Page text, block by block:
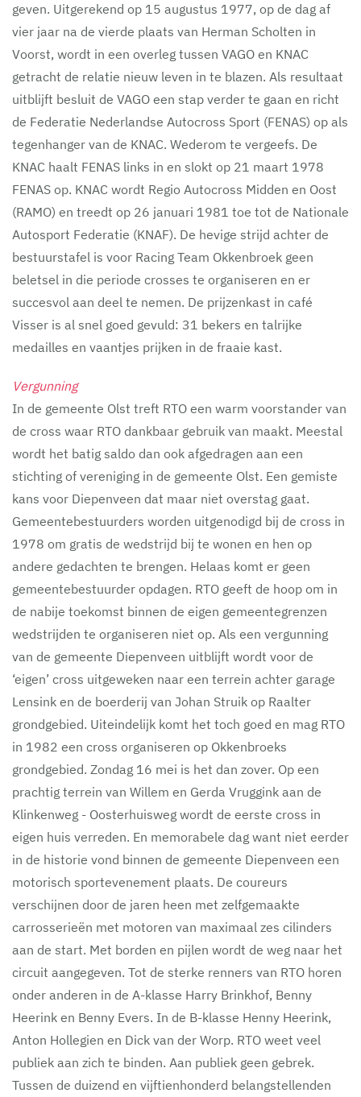
geven. Uitgerekend op 15 augustus 1977, op de dag af
vier jaar na de vierde plaats van Herman Scholten in
Voorst, wordt in een overleg tussen VAGO en KNAC
getracht de relatie nieuw leven in te blazen. Als resultaat
uitblijft besluit de VAGO een stap verder te gaan en richt
de Federatie Nederlandse Autocross Sport (FENAS) op als
tegenhanger van de KNAC. Wederom te vergeefs. De
KNAC haalt FENAS links in en slokt op 21 maart 1978
FENAS op. KNAC wordt Regio Autocross Midden en Oost
(RAMO) en treedt op 26 januari 1981 toe tot de Nationale
Autosport Federatie (KNAF). De hevige strijd achter de
bestuurstafel is voor Racing Team Okkenbroek geen
beletsel in die periode crosses te organiseren en er
succesvol aan deel te nemen. De prijzenkast in café
Visser is al snel goed gevuld: 31 bekers en talrijke
medailles en vaantjes prijken in de fraaie kast.
Vergunning
In de gemeente Olst treft RTO een warm voorstander van
de cross waar RTO dankbaar gebruik van maakt. Meestal
wordt het batig saldo dan ook afgedragen aan een
stichting of vereniging in de gemeente Olst. Een gemiste
kans voor Diepenveen dat maar niet overstag gaat.
Gemeentebestuurders worden uitgenodigd bij de cross in
1978 om gratis de wedstrijd bij te wonen en hen op
andere gedachten te brengen. Helaas komt er geen
gemeentebestuurder opdagen. RTO geeft de hoop om in
de nabije toekomst binnen de eigen gemeentegrenzen
wedstrijden te organiseren niet op. Als een vergunning
van de gemeente Diepenveen uitblijft wordt voor de
‘eigen’ cross uitgeweken naar een terrein achter garage
Lensink en de boerderij van Johan Struik op Raalter
grondgebied. Uiteindelijk komt het toch goed en mag RTO
in 1982 een cross organiseren op Okkenbroeks
grondgebied. Zondag 16 mei is het dan zover. Op een
prachtig terrein van Willem en Gerda Vruggink aan de
Klinkenweg - Oosterhuisweg wordt de eerste cross in
eigen huis verreden. En memorabele dag want niet eerder
in de historie vond binnen de gemeente Diepenveen een
motorisch sportevenement plaats. De coureurs
verschijnen door de jaren heen met zelfgemaakte
carrosserieën met motoren van maximaal zes cilinders
aan de start. Met borden en pijlen wordt de weg naar het
circuit aangegeven. Tot de sterke renners van RTO horen
onder anderen in de A-klasse Harry Brinkhof, Benny
Heerink en Benny Evers. In de B-klasse Henny Heerink,
Anton Hollegien en Dick van der Worp. RTO weet veel
publiek aan zich te binden. Aan publiek geen gebrek.
Tussen de duizend en vijftienhonderd belangstellenden